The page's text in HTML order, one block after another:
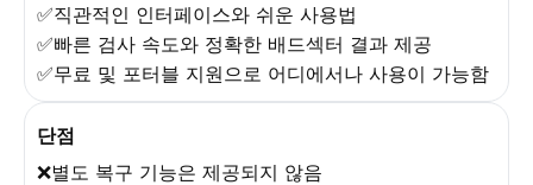
✅직관적인 인터페이스와 쉬운 사용법
✅빠른 검사 속도와 정확한 배드섹터 결과 제공
✅무료 및 포터블 지원으로 어디에서나 사용이 가능함
단점
❌별도 복구 기능은 제공되지 않음